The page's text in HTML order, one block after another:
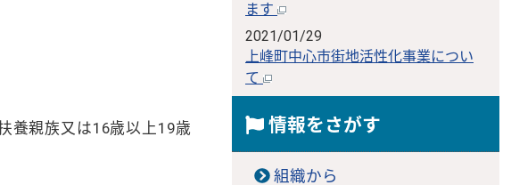
養親族又は16歳以上19歳
ます
2021/01/29
上峰町中心市街地活性化事業につい
て
情報をさがす
組織から